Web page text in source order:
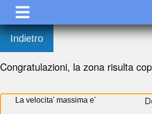
Indietro
Congratulazioni, la zona risulta
La velocita' massima e'